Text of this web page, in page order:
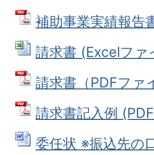
補助事業実績報告
請求書 (Excelフ
請求書（PDFファ
請求書記入例
委任状 ※振込先の